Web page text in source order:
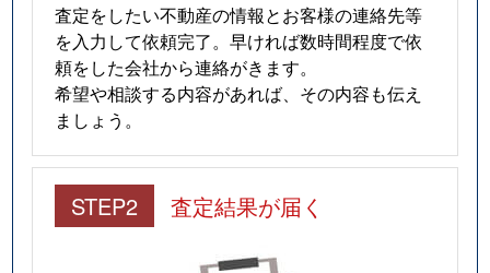
査定をしたい不動産の情報とお客様の連絡先等
を入力して依頼完了。早ければ数時間程度で依
頼をした会社から連絡がきます。
希望や相談する内容があれば、その内容も伝え
ましょう。
STEP2 査定結果が届く